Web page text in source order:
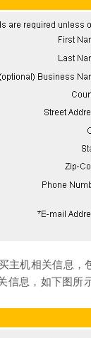
机相关信息，
信息，如下图所